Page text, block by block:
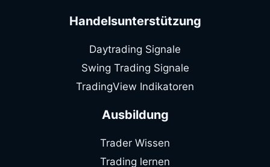
Handelsunterstützung
Daytrading Signale
Swing Trading Signale
TradingView Indikatoren
Ausbildung
Trader Wissen
Trading lernen